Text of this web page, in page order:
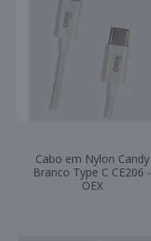
Cabo em Nylon Candy
Branco Type C CE206 -
OEX